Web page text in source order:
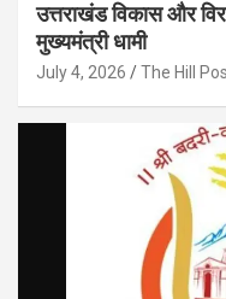
उत्तराखंड विकास और
मुख्यमंत्री धामी
July 4, 2026 The Hill